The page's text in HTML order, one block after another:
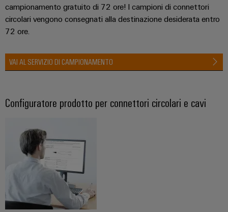
campionamento gratuito di 72 ore! I campioni di connettori
circolari vengono consegnati alla destinazione desiderata entro
72 ore.
VAI AL SERVIZIO DI CAMPIONAMENTO
Configuratore prodotto per connettori circolari e cavi